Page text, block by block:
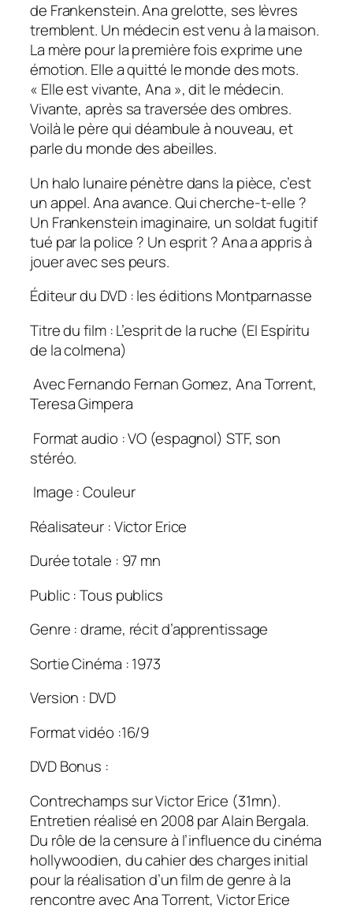
de Frankenstein. Ana grelotte, ses lèvres
tremblent. Un médecin est venu à la maison.
La mère pour la première fois exprime une
émotion. Elle a quitté le monde des mots.
« Elle est vivante, Ana », dit le médecin.
Vivante, après sa traversée des ombres.
Voilà le père qui déambule à nouveau, et
parle du monde des abeilles.
Un halo lunaire pénètre dans la pièce, c’est
un appel. Ana avance. Qui cherche-t-elle ?
Un Frankensteinimaginaire, un soldat fugitif
tué par la police ? Un esprit ? Ana a appris à
jouer avec ses peurs.
Éditeur du DVD : les éditions Montparnasse
Titre du film : L’esprit de la ruche (El Espíritu
de la colmena)
Avec Fernando Fernan Gomez, Ana Torrent,
Teresa Gimpera
Format audio : VO (espagnol) STF, son
stéréo.
Image : Couleur
Réalisateur : Victor Erice
Durée totale : 97 mn
Public : Tous publics
Genre : drame, récit d’apprentissage
Sortie Cinéma : 1973
Version : DVD
Format vidéo :16/9
DVD Bonus :
Contrechamps sur Victor Erice (31mn).
Entretien réalisé en 2008 par Alain Bergala.
Du rôle de la censure à l’influence du cinéma
hollywoodien, du cahier des charges initial
pour la réalisation d’un film de genre à la
rencontre avec Ana Torrent, Victor Erice